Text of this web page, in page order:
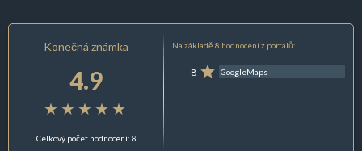
Konečná známka
4.9
Celkový počet hodnocení: 8
Na základě 8 hodnocení z portálů:
8 GoogleMaps